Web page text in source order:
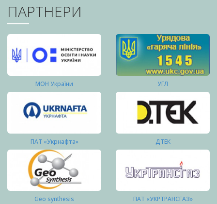
ПАРТНЕРИ
МОН України УГЛ
ПАТ «Укрнафта» ДТЕК
Geo synthesis ПАТ «УКРТРАНСГАЗ»